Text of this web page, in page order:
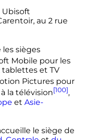
Ubisoft
au 2 rue
les sièges
Mobile pour les
et TV
Pictures pour
la télévision[100],
et Asie-
le siège de